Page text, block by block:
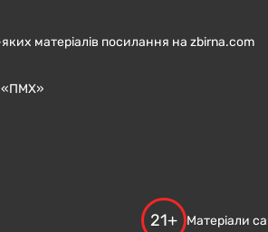
матеріалів посилання на zbirna.com
«ПМХ»
21+ Матеріали